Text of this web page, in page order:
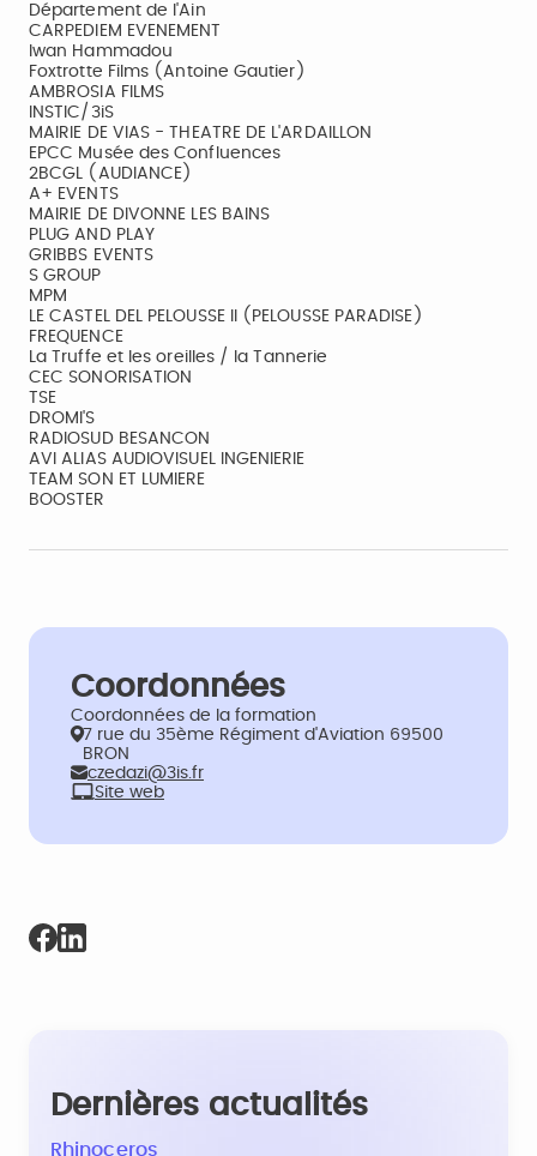
Département de l'Ain
CARPEDIEM EVENEMENT
Iwan Hammadou
Foxtrotte Films (Antoine Gautier)
AMBROSIA FILMS
INSTIC/3iS
MAIRIE DE VIAS - THEATRE DE L'ARDAILLON
EPCC Musée des Confluences
2BCGL (AUDIANCE)
A+ EVENTS
MAIRIE DE DIVONNE LES BAINS
PLUG AND PLAY
GRIBBS EVENTS
S GROUP
MPM
LE CASTEL DEL PELOUSSE II (PELOUSSE PARADISE)
FREQUENCE
La Truffe et les oreilles / la Tannerie
CEC SONORISATION
TSE
DROMI'S
RADIOSUD BESANCON
AVI ALIAS AUDIOVISUEL INGENIERIE
TEAM SON ET LUMIERE
BOOSTER
Coordonnées
Coordonnées de la formation
7 rue du 35ème Régiment d'Aviation 69500
BRON
czedazi@3is.fr
Site web
Dernières actualités
Rhinoceros